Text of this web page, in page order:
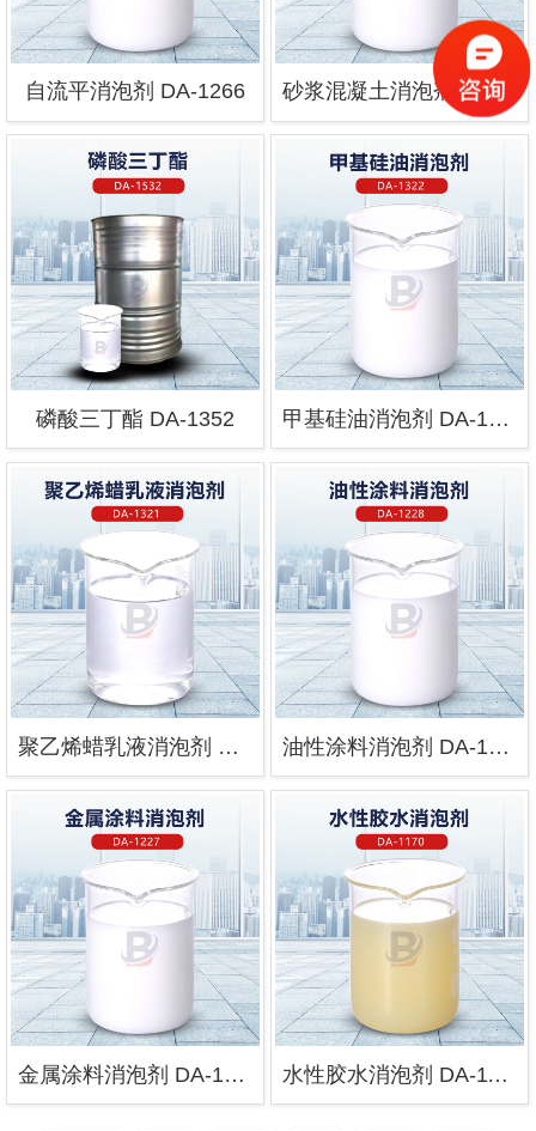
自流平消泡剂 DA-1266 砂浆混凝土消泡剂 DA-1265
磷酸三丁酯 DA-1352 甲基硅油消泡剂 DA-1322
聚乙烯蜡乳液消泡剂 DA-1321 油性涂料消泡剂 DA-1228
金属涂料消泡剂 DA-1227 水性胶水消泡剂 DA-1170